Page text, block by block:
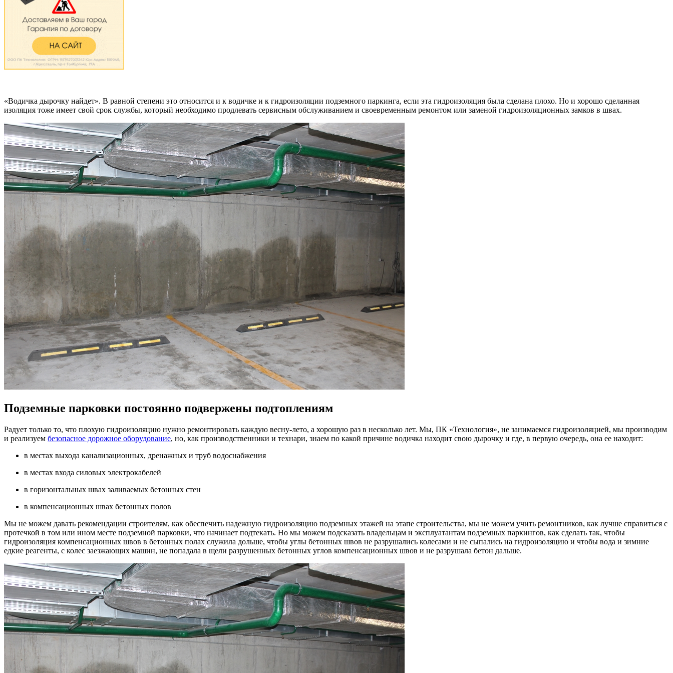
«Водичка дырочку найдет». В равной степени это относится и к водичке и к гидроизоляции подземного паркинга, если эта гидроизоляция была сделана плохо. Но и хорошо сделанная
изоляция тоже имеет свой срок службы, который необходимо продлевать сервисным обслуживанием и своевременным ремонтом или заменой гидроизоляционных замков в швах.
Подземные парковки постоянно подвержены подтоплениям
Радует только то, что плохую гидроизоляцию нужно ремонтировать каждую весну-лето, а хорошую раз в несколько лет. Мы, ПК «Технология», не занимаемся гидроизоляцией, мы производим
и реализуем безопасное дорожное оборудование, но, как производственники и технари, знаем по какой причине водичка находит свою дырочку и где, в первую очередь, она ее находит:
в местах выхода канализационных, дренажных и труб водоснабжения
в местах входа силовых электрокабелей
в горизонтальных швах заливаемых бетонных стен
в компенсационных швах бетонных полов
Мы не можем давать рекомендации строителям, как обеспечить надежную гидроизоляцию подземных этажей на этапе строительства, мы не можем учить ремонтников, как лучше справиться с
протечкой в том или ином месте подземной парковки, что начинает подтекать. Но мы можем подсказать владельцам и эксплуатантам подземных паркингов, как сделать так, чтобы
гидроизоляция компенсационных швов в бетонных полах служила дольше, чтобы углы бетонных швов не разрушались колесами и не сыпались на гидроизоляцию и чтобы вода и зимние
едкие реагенты, с колес заезжающих машин, не попадала в щели разрушенных бетонных углов компенсационных швов и не разрушала бетон дальше.